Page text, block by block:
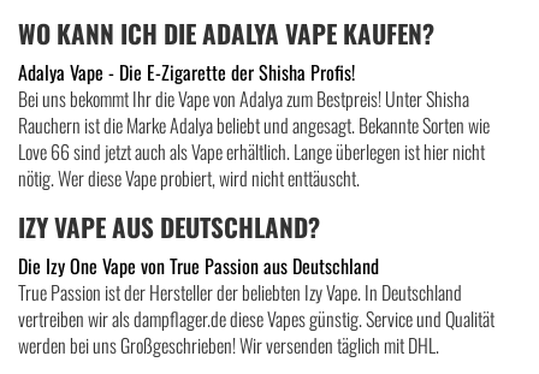
WO KANN ICH DIE ADALYA VAPE KAUFEN?
Adalya Vape - Die E-Zigarette der Shisha Profis!
Bei uns bekommt Ihr die Vape von Adalya zum Bestpreis! Unter Shisha
Rauchern ist die Marke Adalya beliebt und angesagt. Bekannte Sorten wie
Love 66 sind jetzt auch als Vape erhältlich. Lange überlegen ist hier nicht
nötig. Wer diese Vape probiert, wird nicht enttäuscht.
IZY VAPE AUS DEUTSCHLAND?
Die Izy One Vape von True Passion aus Deutschland
True Passion ist der Hersteller der beliebten Izy Vape. In Deutschland
vertreiben wir als dampflager.de diese Vapes günstig. Service und Qualität
werden bei uns Großgeschrieben! Wir versenden täglich mit DHL.